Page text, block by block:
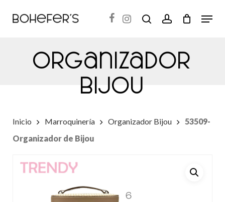
search accountMenu
Inicio Marroquinería Organizador Bijou
53509-
Organizador de Bijou
Organizador
Bijou